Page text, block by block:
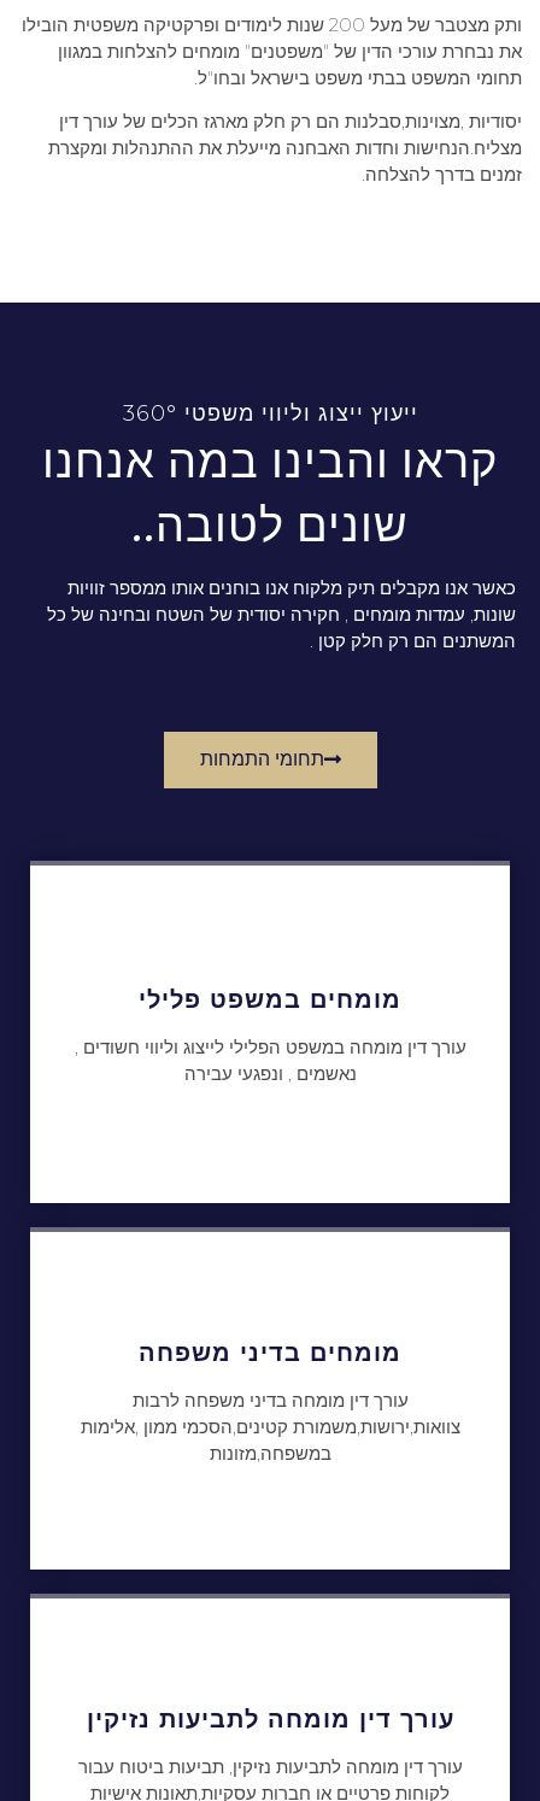
ותק מצטבר של מעל 200 שנות לימודים ופרקטיקה משפטית הובילו
את נבחרת עורכי הדין של "משפטנים" מומחים להצלחות במגוון
תחומי המשפט בבתי משפט בישראל ובחו"ל.
יסודיות ,מצוינות,סבלנות הם רק חלק מארגז הכלים של עורך דין
מצליח.הנחישות וחדות האבחנה מייעלת את ההתנהלות ומקצרת
זמנים בדרך להצלחה.
ייעוץ ייצוג וליווי משפטי 360°
קראו והבינו במה אנחנו
שונים לטובה..
כאשר אנו מקבלים תיק מלקוח אנו בוחנים אותו ממספר זוויות
שונות, עמדות מומחים , חקירה יסודית של השטח ובחינה של כל
המשתנים הם רק חלק קטן .
תחומי התמחות
מומחים במשפט פלילי
עורך דין מומחה במשפט הפלילי לייצוג וליווי חשודים ,
נאשמים , ונפגעי עבירה
מומחים בדיני משפחה
עורך דין מומחה בדיני משפחה לרבות
צוואות,ירושות,משמורת קטינים,הסכמי ממון ,אלימות
במשפחה,מזונות
עורך דין מומחה לתביעות נזיקין
עורך דין מומחה לתביעות נזיקין, תביעות ביטוח עבור
לקוחות פרטיים או חברות עסקיות,תאונות אישיות